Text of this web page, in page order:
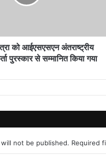
को आईएसएसएन अंतराष्ट्रीय
पुरस्कार से सम्मानित किया गया
not be published. Required